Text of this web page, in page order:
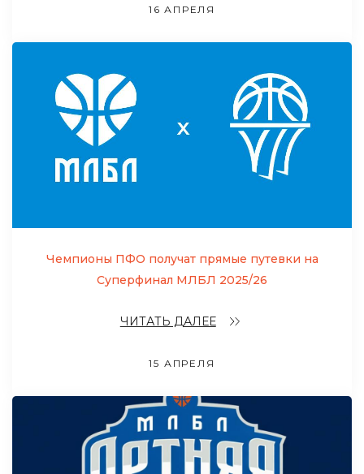
16 АПРЕЛЯ
Чемпионы ПФО получат прямые путевки на
Суперфинал МЛБЛ 2025/26
ЧИТАТЬ ДАЛЕЕ
15 АПРЕЛЯ